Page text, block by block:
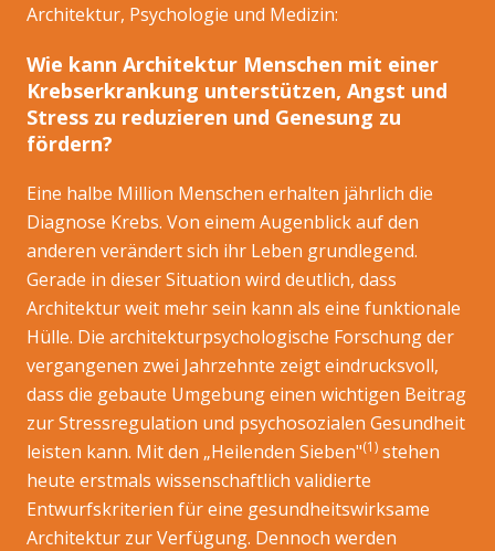
Architektur, Psychologie und Medizin:
Wie kann Architektur Menschen mit einer
Krebserkrankung unterstützen, Angst und
Stress zu reduzieren und Genesung zu
fördern?
Eine halbe Million Menschen erhalten jährlich die
Diagnose Krebs. Von einem Augenblick auf den
anderen verändert sich ihr Leben grundlegend.
Gerade in dieser Situation wird deutlich, dass
Architektur weit mehr sein kann als eine funktionale
Hülle. Die architekturpsychologische Forschung der
vergangenen zwei Jahrzehnte zeigt eindrucksvoll,
dass die gebaute Umgebung einen wichtigen Beitrag
zur Stressregulation und psychosozialen Gesundheit
leisten kann. Mit den „Heilenden Sieben"(1) stehen
heute erstmals wissenschaftlich validierte
Entwurfskriterien für eine gesundheitswirksame
Architektur zur Verfügung. Dennoch werden